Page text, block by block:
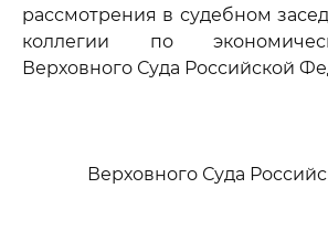
рассмотрения в судебном
коллегии по
Верховного Суда Российской
Верховного Суда